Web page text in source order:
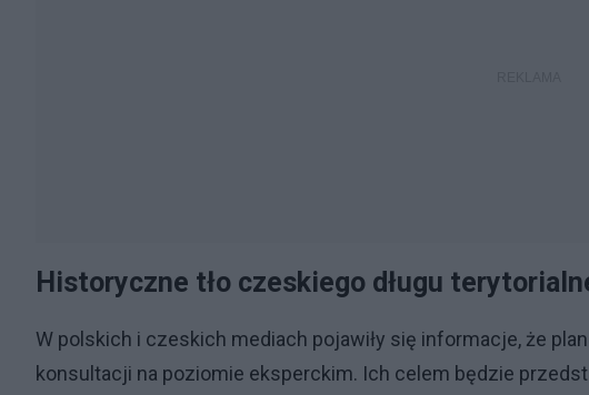
Historyczne tło czeskiego długu
W polskich i czeskich mediach pojawiły się informacje, że
konsultacji na poziomie eksperckim. Ich celem będzie